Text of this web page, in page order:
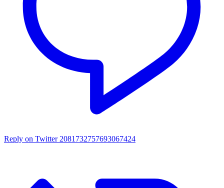
Reply on Twitter 2081732757693067424